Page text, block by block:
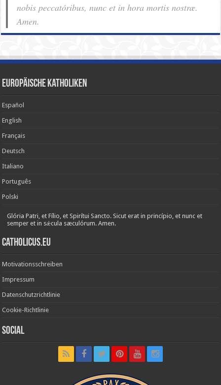
nobis pec­ca­tóribus, nunc et in hora mortis nostræ.
Amen.
Europäische Katholiken
Español
English
Français
Deutsch
Italiano
Português
Polski
Glória Patri, et Fílio, et Spirítui Sancto. Sicut erat in princípio, et nunc et
semper et in sǽcula sæculórum. Amen.
Catholicus.eu
Motivationsschreiben
Impressum
Datenschutzrichtlinie
Cookie-Richtlinie
Social